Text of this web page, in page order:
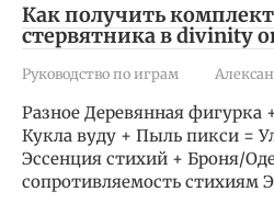
Как получить
стервятника в divinity
Руководство по играм
Разное Деревянная фигурка
Кукла вуду + Пыль пикси =
Эссенция стихий + Броня/
сопротивляемость стихиям